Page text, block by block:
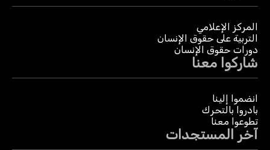
المركز الإعلامي
التربية على حقوق الإنسان
دورات حقوق الإنسان
شاركوا معنا
انضموا إلينا
بادروا بالتحرك
تطوعوا معنا
آخر المستجدات